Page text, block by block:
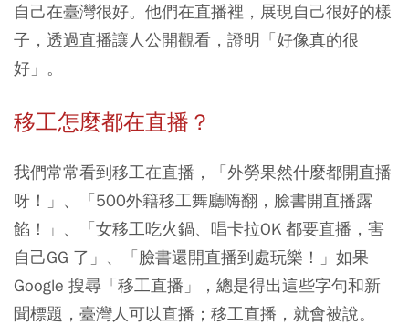
自己在臺灣很好。他們在直播裡，展現自己很好的樣
子，透過直播讓人公開觀看，證明「好像真的很
好」。
移工怎麼都在直播？
我們常常看到移工在直播，「外勞果然什麼都開直播
呀！」、「500外籍移工舞廳嗨翻，臉書開直播露
餡！」、「女移工吃火鍋、唱卡拉OK 都要直播，害
自己GG 了」、「臉書還開直播到處玩樂！」如果
Google 搜尋「移工直播」，總是得出這些字句和新
聞標題，臺灣人可以直播；移工直播，就會被說。